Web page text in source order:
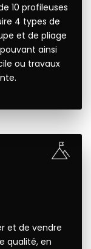
10 profileuses
4 types de
et de pliage
ainsi
ou travaux
et de vendre
qualité, en